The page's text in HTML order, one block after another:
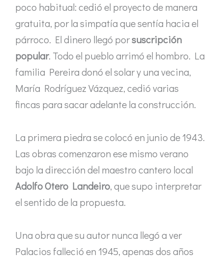
poco habitual: cedió el proyecto de manera
gratuita, por la simpatía que sentía hacia el
párroco. El dinero llegó porsuscripción
popular. Todo el pueblo arrimó el hombro. La
familia Pereira donó el solar y una vecina,
María Rodríguez Vázquez, cedió varias
fincas para sacar adelante la construcción.
La primera piedra se colocó en junio de 1943.
Las obras comenzaron ese mismo verano
bajo la dirección del maestro cantero local
Adolfo Otero Landeiro, que supo interpretar
el sentido de la propuesta.
Una obra que su autor nunca llegó a ver
Palacios falleció en 1945, apenas dos años